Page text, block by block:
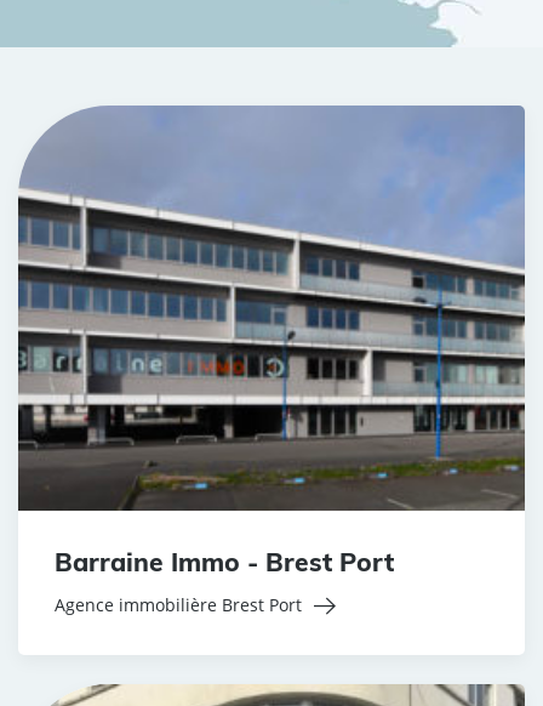
Barraine Immo - Brest Port
Agence immobilière Brest Port